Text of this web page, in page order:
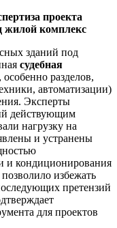
проекта
жилой комплекс
зданий под
судебная
, особенно разделов,
автоматизации)
Эксперты
действующим
нагрузку на
и устранены
и кондиционирования
избежать
претензий
для проектов